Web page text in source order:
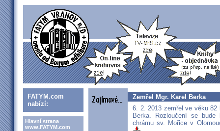
FATYM.com
nabízí:
Hlavní strana
www.FATYM.com
Zemřel Mgr. Karel Berka
6. 2. 2013 zemřel ve věku 82
Berka. Rozloučení se bude
chrámu sv. Mořice v